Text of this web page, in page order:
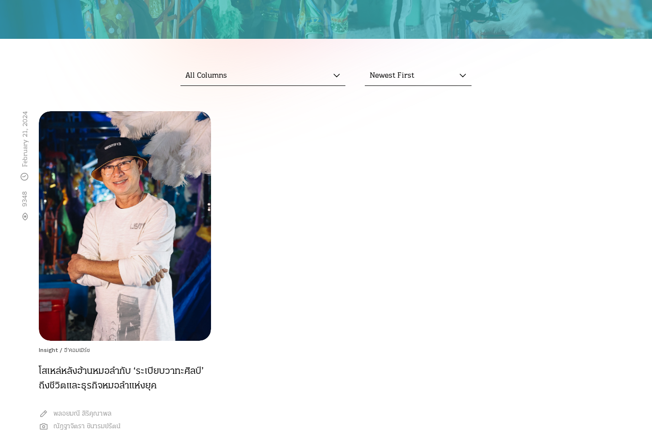
All Columns Newest First
Insight / อี'คอมเมิร์ซ
โสเหล่หลังฮ้านหมอลำกับ ‘ระเบียบวาทะศิลป์’
ถึงชีวิตและธุรกิจหมอลำแห่งยุค
พลอยมณี สิริคุณาพล
ณัฎฐาจิตรา ชินารมย์รัตน์
9348
February 21, 2024